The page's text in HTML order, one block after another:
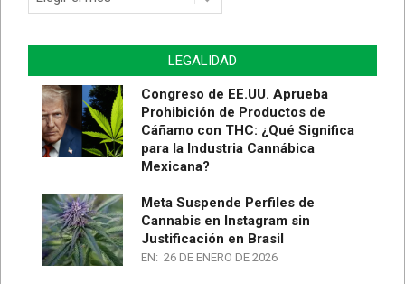
de
LEGALIDAD
Congreso de EE.UU. Aprueba
Prohibición de Productos de
Cáñamo con THC: ¿Qué Significa
para la Industria Cannábica
Mexicana?
Meta Suspende Perfiles de
Cannabis en Instagram sin
Justificación en Brasil
EN: 26 DE ENERO DE 2026